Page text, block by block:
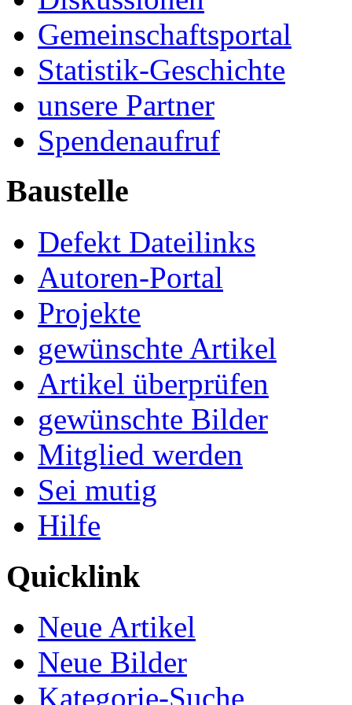
Gemeinschaftsportal
Statistik-Geschichte
unsere Partner
Spendenaufruf
Baustelle
Defekt Dateilinks
Autoren-Portal
Projekte
gewünschte Artikel
Artikel überprüfen
gewünschte Bilder
Mitglied werden
Sei mutig
Hilfe
Quicklink
Neue Artikel
Neue Bilder
Kategorie-Suche